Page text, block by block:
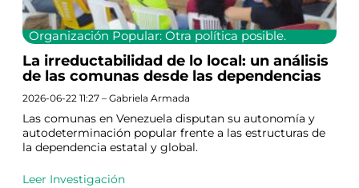
Organización Popular: Otra política posible.
La irreductabilidad de lo local: un análisis
de las comunas desde las dependencias
2026-06-22 11:27 – Gabriela Armada
Las comunas en Venezuela disputan su autonomía y
autodeterminación popular frente a las estructuras de
la dependencia estatal y global.
Leer Investigación